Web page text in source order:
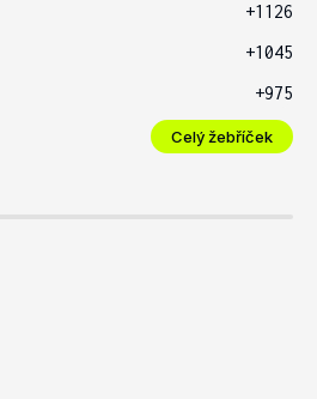
+1126
+1045
+975
Celý žebříček